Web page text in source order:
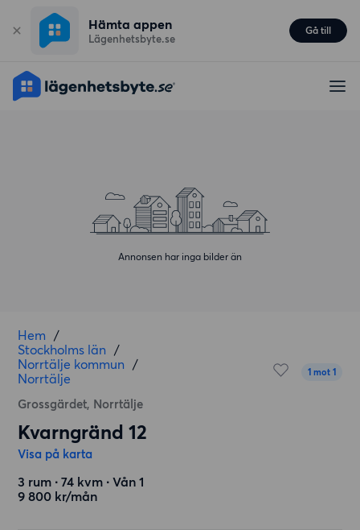
Hämta appen
Lägenhetsbyte.se
Gå till
Annonsen har inga bilder än
Hem /
Stockholms län /
Norrtälje kommun /
Norrtälje
Grossgärdet, Norrtälje
1 mot 1
Kvarngränd 12
Visa på karta
3 rum ∙ 74 kvm ∙ Vån 1
9 800 kr/mån